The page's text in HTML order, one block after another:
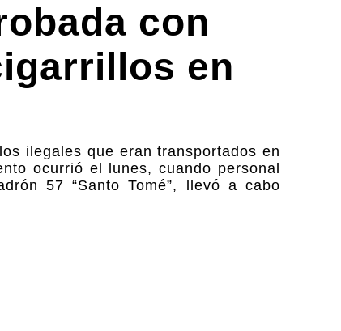
con
en
ilegales que eran transportados en
ocurrió el lunes, cuando personal
57 “Santo Tomé”, llevó a cabo